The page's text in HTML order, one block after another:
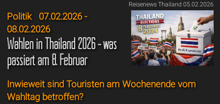
Reisenews Thailand 05.02.2026
Politik07.02.2026 -
08.02.2026
Wahlen in Thailand 2026 - was
passiert am 8. Februar
Inwieweit sind Touristen am Wochenende vom
Wahltag betroffen?